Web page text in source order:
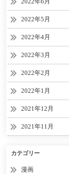
2022年5月
2022年4月
2022年3月
2022年2月
2022年1月
2021年12月
2021年11月
カテゴリー
漫画